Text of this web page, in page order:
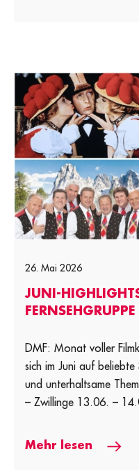
26. Mai 2026
JUNI-
FERNSEHGRUPPE
DMF: Monat voller
sich im Juni auf beliebte
und unterhaltsame
– Zwillinge 13.06. –
Mehr lesen